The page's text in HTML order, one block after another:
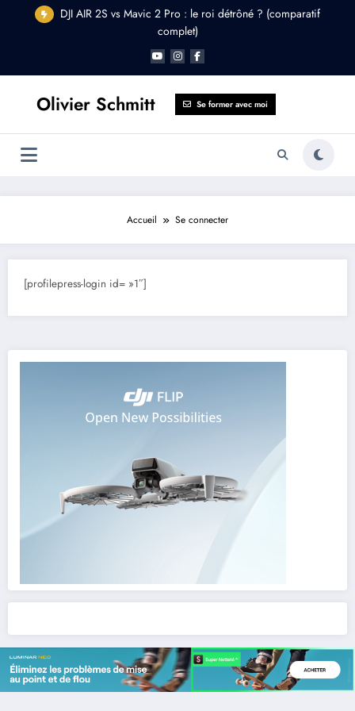
DJI AIR 2S vs Mavic 2 Pro : le roi détrôné ? (comparatif
complet)
Olivier Schmitt Se former avec moi
Accueil Se connecter
[profilepress-login id= »1″]